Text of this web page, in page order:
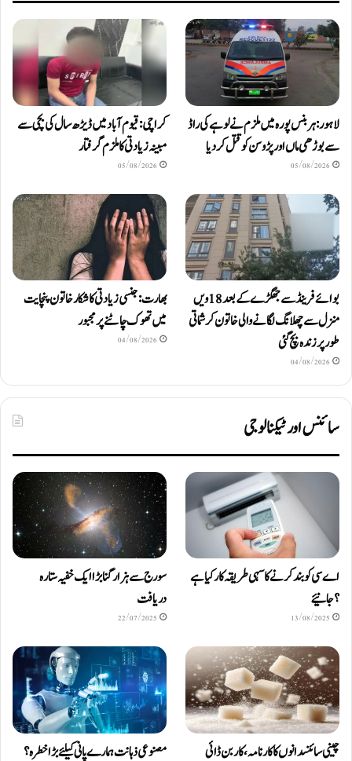
لاہور: ہربنس پورہ میں ملزم نے لوہے کی راڈ
سے بوڑھی ماں اور پڑوسن کو قتل کر دیا
05/08/2026
کراچی: قیوم آباد میں ڈیڑھ سال کی بچی سے
مبینہ زیادتی کا ملزم گرفتار
05/08/2026
بوائے فرینڈ سے جھگڑے کے بعد 18 ویں
منزل سے چھلانگ لگانے والی خاتون کرشماتی
طور پر زندہ بچ گئی
04/08/2026
بھارت: جنسی زیادتی کا شکار خاتون پنچایت
میں تھوک چاٹنے پر مجبور
04/08/2026
سائنس اور ٹیکنالوجی
اے سی کو بند کرنے کا سہی طریقہ کار کیا ہے
؟ جانیئے
13/08/2025
سورج سے ہزار گنا بڑا ایک خفیہ ستارہ
دریافت
22/07/2025
چینی سائنسدانوں کا کارنامہ، کاربن ڈائی مصنوعی ذہانت ہمارے پانی کیلئے بڑا خطرہ؟